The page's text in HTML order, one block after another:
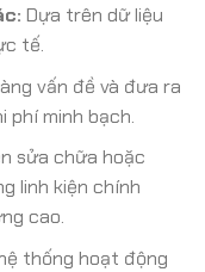
Dựa trên dữ liệu
tế.
vấn đề và đưa ra
phí minh bạch.
sửa chữa hoặc
linh kiện chính
cao.
thống hoạt động